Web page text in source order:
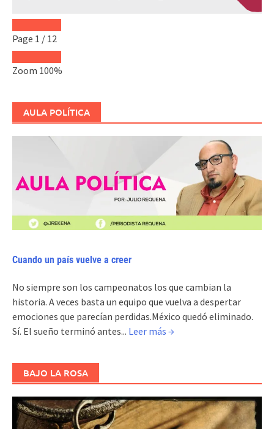
Page 1 / 12
Zoom 100%
AULA POLÍTICA
Cuando un país vuelve a creer
No siempre son los campeonatos los que cambian la
historia. A veces basta un equipo que vuelva a despertar
emociones que parecían perdidas.México quedó eliminado.
Sí. El sueño terminó antes... Leer más →
BAJO LA ROSA